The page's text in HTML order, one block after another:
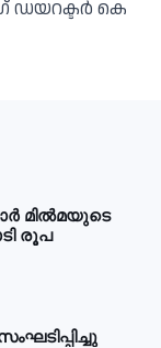
ഡയറക്ടര്‍ കെ
മില്‍മയുടെ
രൂപ